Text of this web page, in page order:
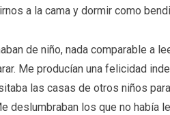
a la cama y dormir como
de niño, nada comparable a
Me producían una felicidad
las casas de otros niños
deslumbraban los que no había